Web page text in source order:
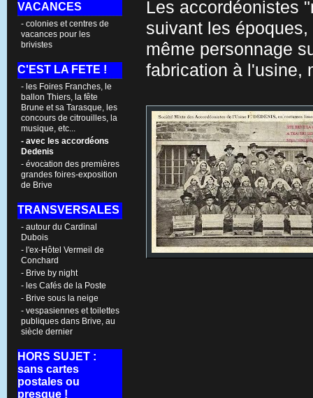
VACANCES
- colonies et centres de
vacances pour les
brivistes
C'EST LA FETE !
- les Foires Franches, le
ballon Thiers, la fête
Brune et sa Tarasque, les
concours de citrouilles, la
musique, etc...
- avec les accordéons
Dedenis
- évocation des premières
grandes foires-exposition
de Brive
TRANSVERSALES
- autour du Cardinal
Dubois
- l'ex-Hôtel Vermeil de
Conchard
- Brive by night
- les Cafés de la Poste
- Brive sous la neige
- vespasiennes et toilettes
publiques dans Brive, au
siècle dernier
HORS SUJET :
sans cartes
postales ou
presque !
Les accordéonistes
suivant les
même personnage
fabrication à l'usine,